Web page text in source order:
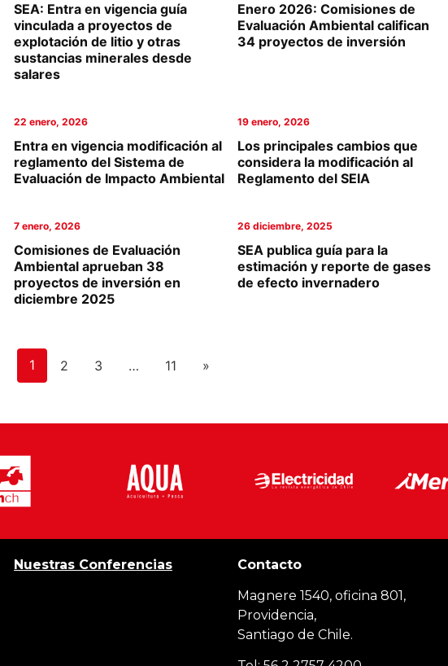
SEA: Entra en vigencia guía
vinculada a proyectos de
explotación de litio y otras
sustancias minerales desde
salares
Enero 2026: Comisiones de
Evaluación Ambiental califican
34 proyectos de inversión
22 enero, 2026
Entra en vigencia modificación al
reglamento del Sistema de
Evaluación de Impacto Ambiental
19 enero, 2026
Los principales cambios que
considera la modificación al
Reglamento del SEIA
7 enero, 2026
Comisiones de Evaluación
Ambiental aprueban 38
proyectos de inversión en
diciembre 2025
26 diciembre, 2025
SEA publica guía para la
estimación y reporte de gases
de efecto invernadero
1 2 3 … 11 »
Nuestras Conferencias Contacto
Magnere 1540, oficina 801,
Providencia,
Santiago de Chile.